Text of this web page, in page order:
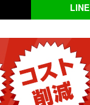
LINE